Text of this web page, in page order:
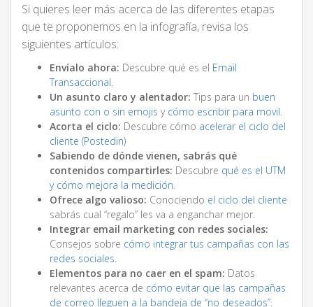
Si quieres leer más acerca de las diferentes etapas
que te proponemos en la infografía, revisa los
siguientes artículos:
Envíalo ahora: Descubre qué es el Email
Transaccional.
Un asunto claro y alentador: Tips para un buen
asunto con o sin emojis y cómo escribir para movil.
Acorta el ciclo: Descubre cómo acelerar el ciclo del
cliente (Postedin)
Sabiendo de dónde vienen, sabrás qué
contenidos compartirles: Descubre qué es el UTM
y cómo mejora la medición.
Ofrece algo valioso: Conociendo el ciclo del cliente
sabrás cual “regalo” les va a enganchar mejor.
Integrar email marketing con redes sociales:
Consejos sobre cómo integrar tus campañas con las
redes sociales.
Elementos para no caer en el spam: Datos
relevantes acerca de cómo evitar que las campañas
de correo lleguen a la bandeja de “no deseados”.